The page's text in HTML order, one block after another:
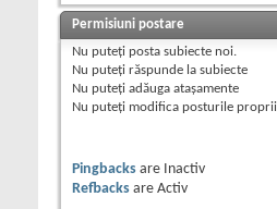
Permisiuni postare
Nu puteţi posta subiecte noi.
Nu puteţi răspunde la subiecte
Nu puteţi adăuga ataşamente
Nu puteţi modifica posturile proprii
Pingbacks are
Inactiv
Refbacks are Activ